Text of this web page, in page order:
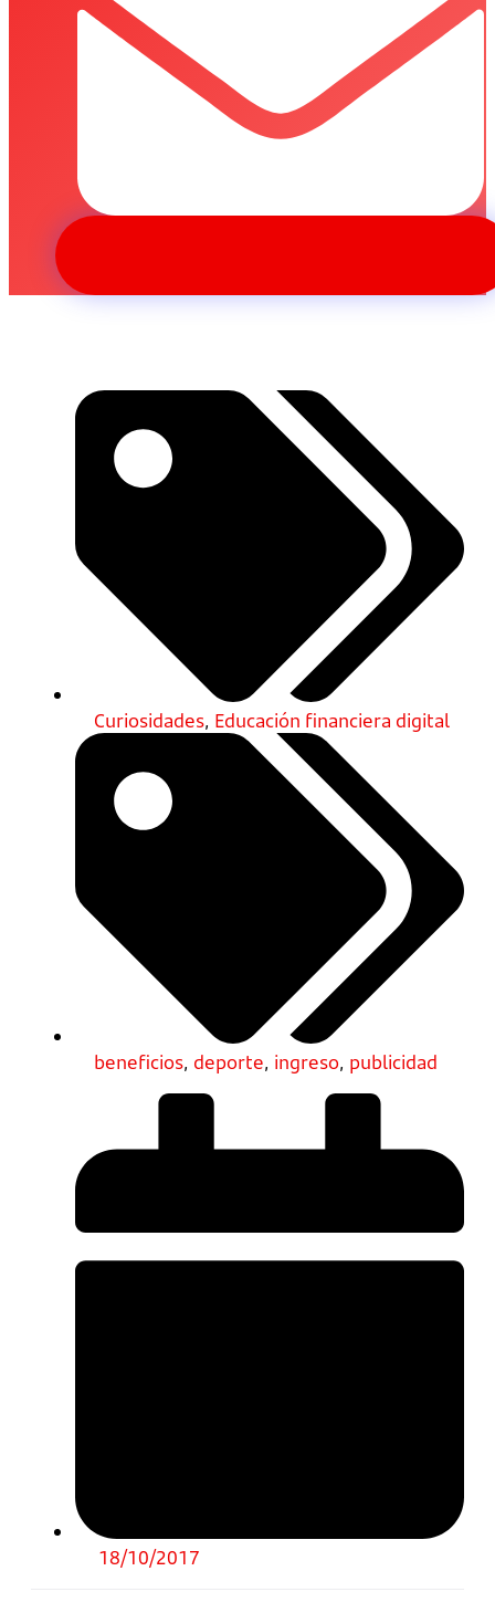
Curiosidades, Educación financiera digital
beneficios, deporte, ingreso, publicidad
18/10/2017